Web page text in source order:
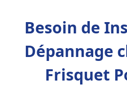
Besoin de
Dépannage
Frisquet